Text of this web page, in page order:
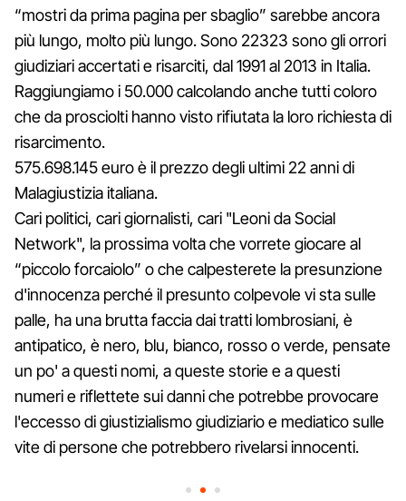
“mostri da prima pagina per sbaglio” sarebbe ancora
più lungo, molto più lungo. Sono 22323 sono gli orrori
giudiziari accertati e risarciti, dal 1991 al 2013 in Italia.
Raggiungiamo i 50.000 calcolando anche tutti coloro
che da prosciolti hanno visto rifiutata la loro richiesta di
risarcimento.
575.698.145 euro è il prezzo degli ultimi 22 anni di
Malagiustizia italiana.
Cari politici, cari giornalisti, cari "Leoni da Social
Network", la prossima volta che vorrete giocare al
“piccolo forcaiolo” o che calpesterete la presunzione
d'innocenza perché il presunto colpevole vi sta sulle
palle, ha una brutta faccia dai tratti lombrosiani, è
antipatico, è nero, blu, bianco, rosso o verde, pensate
un po' a questi nomi, a queste storie e a questi
numeri e riflettete sui danni che potrebbe provocare
l'eccesso di giustizialismo giudiziario e mediatico sulle
vite di persone che potrebbero rivelarsi innocenti.